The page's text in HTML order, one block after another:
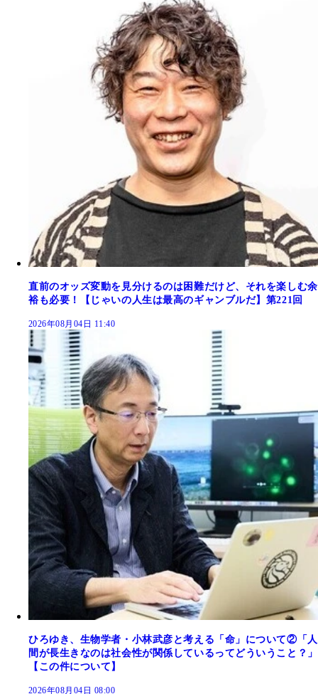
直前のオッズ変動を見分けるのは困難だけど、それを楽しむ余
裕も必要！【じゃいの人生は最高のギャンブルだ】第221回
2026年08月04日 11:40
ひろゆき、生物学者・小林武彦と考える「命」について②「人
間が長生きなのは社会性が関係しているってどういうこと？」
【この件について】
2026年08月04日 08:00